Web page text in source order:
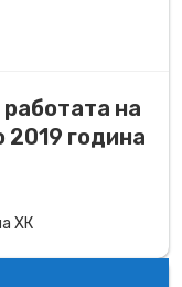
на
година
ХК